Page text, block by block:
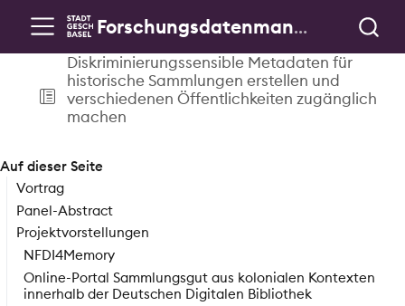
Forschungsdatenmanagement & Public History
Diskriminierungssensible Metadaten für
historische Sammlungen erstellen und
verschiedenen Öffentlichkeiten zugänglich
machen
Auf dieser Seite
Vortrag
Panel-Abstract
Projektvorstellungen
NFDI4Memory
Online-Portal Sammlungsgut aus kolonialen Kontexten
innerhalb der Deutschen Digitalen Bibliothek